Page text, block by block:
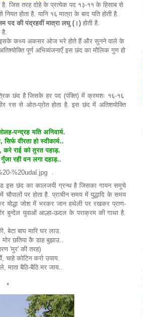
है. जिस तरह दोहे के प्रत्येक पद १३-११ के हिसाब से
होता है. यानि १६ मात्रा के बाद यति होती है.
पद की पंद्रहवीं मात्रा लघु (।) होती है.
इसके कथ्य अकसर ओज भरे होते हैं और सुनने वाले के
पूर्ण अभिव्यंजनाएँ इस छंद का मौलिक गुण हो
जिसके हर पद (पंक्ति) में क्रमशः १६-१६
रस से ओत-प्रोत होता है. इस छंद में अतिशयोक्ति
प्रयोग होता है.
पन्द्रह यति अनिवार्य.
वीरता हो स्वीकार्य..
राई को तुरत पहाड़.
रही वन लगा दहाड़..
का कालजयी ग्रन्थ है जिसका गायन समूचे
पर होता है. प्राचीन समय में युद्धादि के समय
योद्धा जोश में भरकर जान हथेली पर रखकर प्राण-
बुन्देल युवाओं आल्हा-ऊदल के पराक्रम की गाथा है.
बेटा बाघ मारि घर लाउ.
छतिया कै डाह बुझाउ..
'मुर' की तरह)
कोटिन करो उपाय.
बैठि-बैठि मर जाय..